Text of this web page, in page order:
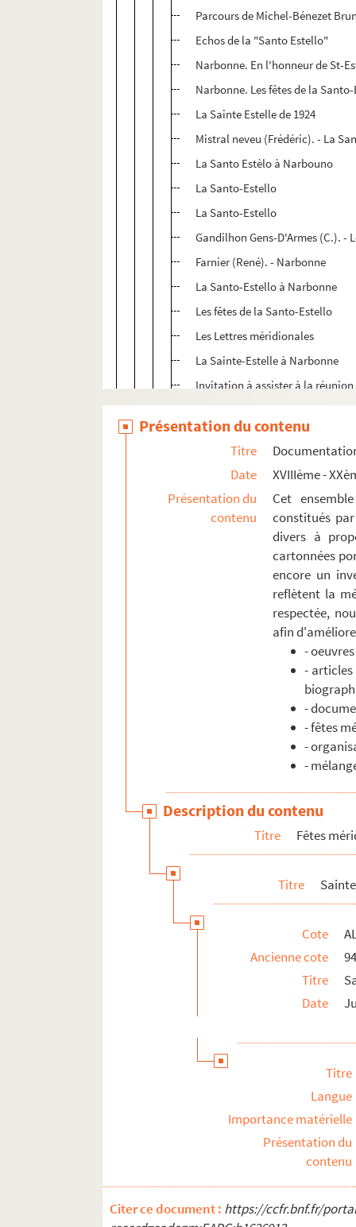
Parcours de Michel-Bénezet
Echos de la "Santo Estello"
Narbonne. En l'honneur de St-
Narbonne. Les fêtes de la
La Sainte Estelle de 1924
Mistral neveu (Frédéric). - La
La Santo Estèlo à Narbouno
La Santo-Estello
La Santo-Estello
Gandilhon Gens-D'Armes (C.).
Farnier (René). - Narbonne
La Santo-Estello à Narbonne
Les fêtes de la Santo-Estello
Les Lettres méridionales
La Sainte-Estelle à Narbonne
Invitation à assister à la
La Santo Estello à Narbouno
Jouveau (Marius). - Lis
Jouveau (Marius). - Noum de
Annonce concernant l'album
Menu du restaurant le Grand
Ordre du jour du bureau du
Lettre de Marius Jouveau aux
Menu du restaurant le Grand
Carton d'invitation au banquet
A la coupa de la C. G. V.
Clapier (Génina). - Salut Sant
Rogues (Clodion). -
Discours d'un représentant du
ALB 9.102. Santo Estello de
ALB 9.104. Articles concernant
Organisations syndicales et politiques
Présentation du contenu
Titre
Date
XVIIIème -
Présentation du
contenu
Cet
constitués
divers à
cartonnées
encore un
reflètent la
respectée,
afin
-
-
-
- fêtes
-
-
Description du contenu
Titre Fêtes
Titre
Cote
Ancienne cote
Titre
Date
Titre
Langue
Importance matérielle
Présentation du
contenu
Citer ce document : https://ccfr.bnf.fr/